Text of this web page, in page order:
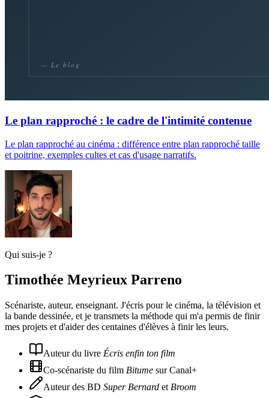
Le plan rapproché : le cadre de l'intimité contenue
Le plan rapproché au cinéma : différence entre plan rapproché taille
et poitrine, exemples cultes et cas d'usage narratifs.
Qui suis-je ?
Timothée Meyrieux Parreno
Scénariste, auteur, enseignant. J'écris pour le cinéma, la télévision et
la bande dessinée, et je transmets la méthode qui m'a permis de finir
mes projets et d'aider des centaines d'élèves à finir les leurs.
Auteur du livre Écris enfin ton film
Co-scénariste du film Bitume sur Canal+
Auteur des BD Super Bernard et Broom